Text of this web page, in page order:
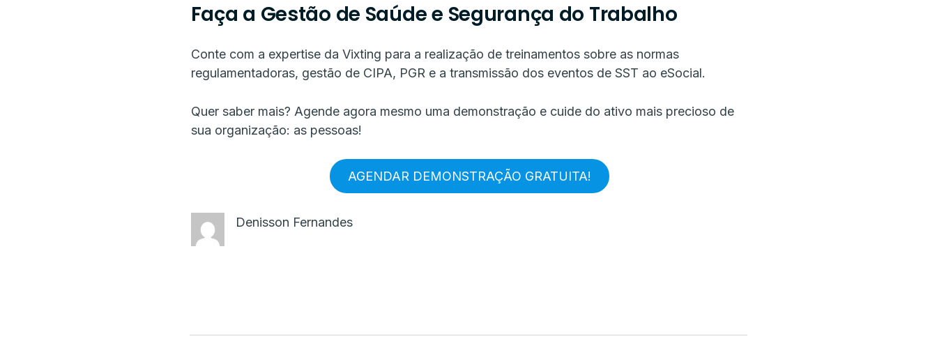
Faça a Gestão de Saúde e Segurança do Trabalho
Conte com a expertise da Vixting para a realização de treinamentos sobre as normas
regulamentadoras, gestão de CIPA, PGR e a transmissão dos eventos de SST ao eSocial.
Quer saber mais? Agende agora mesmo uma demonstração e cuide do ativo mais precioso de
sua organização: as pessoas!
AGENDAR DEMONSTRAÇÃO GRATUITA!
Denisson Fernandes